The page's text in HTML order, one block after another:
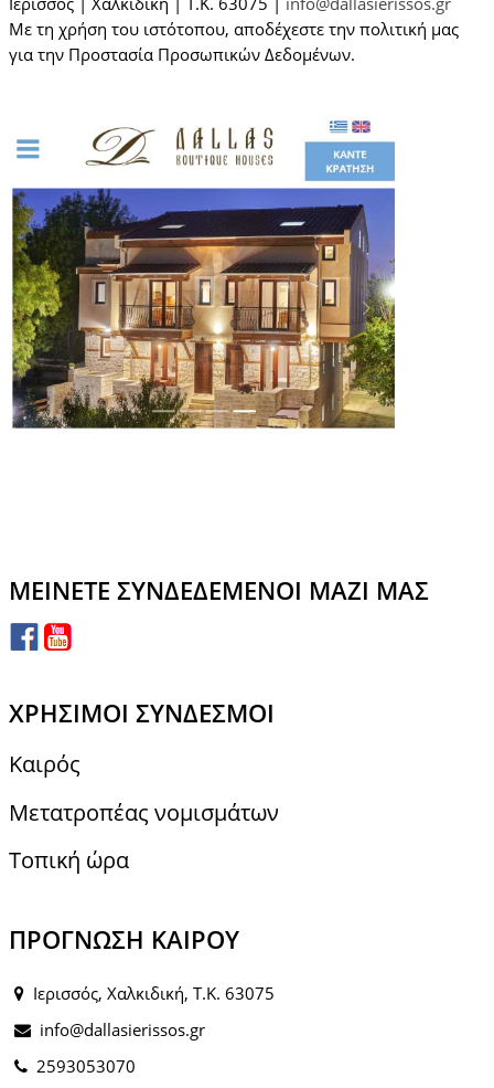
Με τη χρήση του ιστότοπου, αποδέχεστε την πολιτική μας
για την Προστασία Προσωπικών Δεδομένων.
ΜΕΊΝΕΤΕ ΣΥΝΔΕΔΕΜΈΝΟΙ ΜΑΖΊ ΜΑΣ
ΧΡΉΣΙΜΟΙ ΣΎΝΔΕΣΜΟΙ
Καιρός
Μετατροπέας νομισμάτων
Τοπική ώρα
ΠΡΌΓΝΩΣΗ ΚΑΙΡΟΎ
Ιερισσός, Χαλκιδική, Τ.Κ. 63075
info@dallasierissos.gr
2593053070